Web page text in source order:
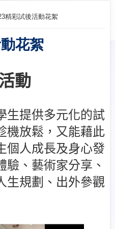
精彩試後活動花絮
花絮
動
生提供多元化的試
機放鬆，又能藉此
個人成長及身心發
驗、藝術家分享、
生規劃、出外參觀